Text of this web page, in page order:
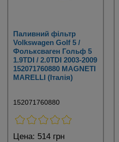
Паливний фільтр
Volkswagen Golf 5 /
Фольксваген Гольф 5
1.9TDI / 2.0TDI 2003-2009
152071760880 MAGNETI
MARELLI (Італія)
152071760880
Цена: 514 грн